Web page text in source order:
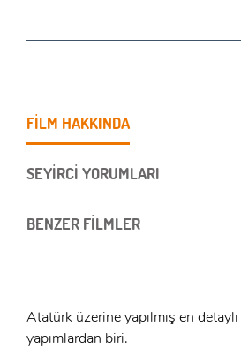
FİLM HAKKINDA
SEYİRCİ YORUMLARI
BENZER FİLMLER
Atatürk üzerine yapılmış en
yapımlardan biri.